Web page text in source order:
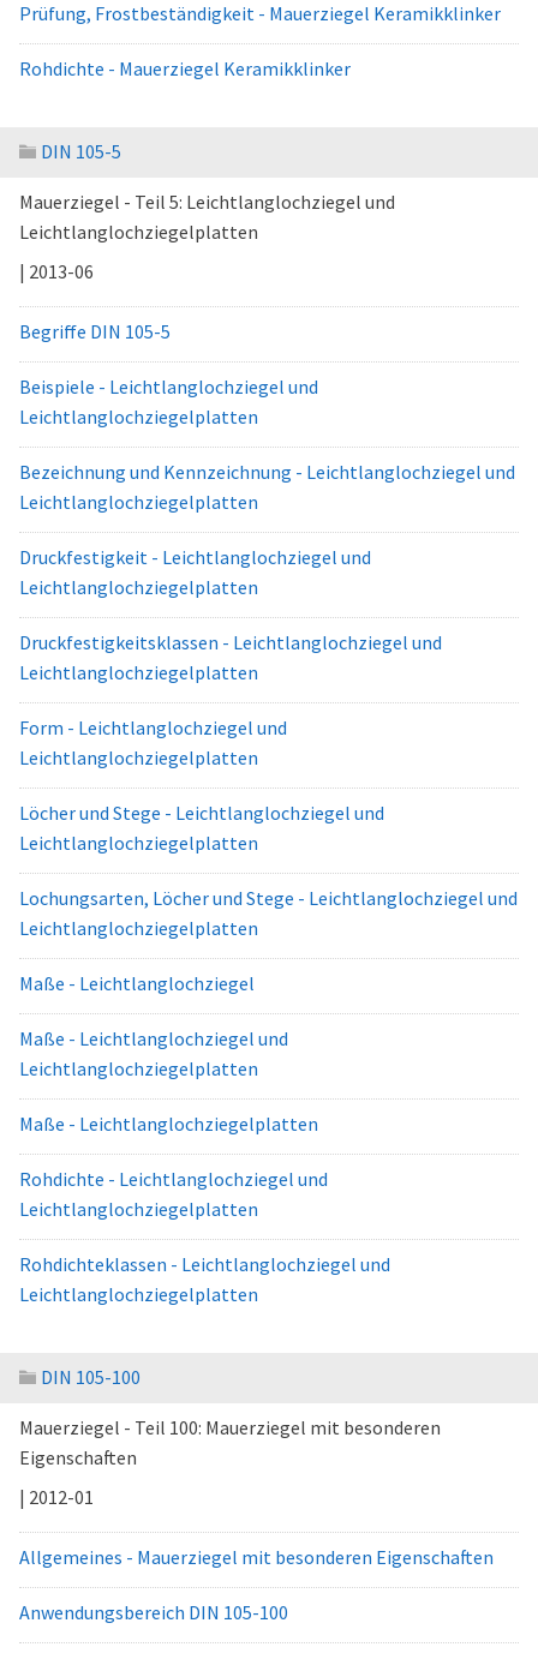
Prüfung, Frostbeständigkeit - Mauerziegel Keramikklinker
Rohdichte - Mauerziegel Keramikklinker
DIN 105-5
Mauerziegel - Teil 5: Leichtlanglochziegel und
Leichtlanglochziegelplatten
| 2013-06
Begriffe DIN 105-5
Beispiele - Leichtlanglochziegel und
Leichtlanglochziegelplatten
Bezeichnung und Kennzeichnung - Leichtlanglochziegel und
Leichtlanglochziegelplatten
Druckfestigkeit - Leichtlanglochziegel und
Leichtlanglochziegelplatten
Druckfestigkeitsklassen - Leichtlanglochziegel und
Leichtlanglochziegelplatten
Form - Leichtlanglochziegel und
Leichtlanglochziegelplatten
Löcher und Stege - Leichtlanglochziegel und
Leichtlanglochziegelplatten
Lochungsarten, Löcher und Stege - Leichtlanglochziegel und
Leichtlanglochziegelplatten
Maße - Leichtlanglochziegel
Maße - Leichtlanglochziegel und
Leichtlanglochziegelplatten
Maße - Leichtlanglochziegelplatten
Rohdichte - Leichtlanglochziegel und
Leichtlanglochziegelplatten
Rohdichteklassen - Leichtlanglochziegel und
Leichtlanglochziegelplatten
DIN 105-100
Mauerziegel - Teil 100: Mauerziegel mit besonderen
Eigenschaften
| 2012-01
Allgemeines - Mauerziegel mit besonderen Eigenschaften
Anwendungsbereich DIN 105-100